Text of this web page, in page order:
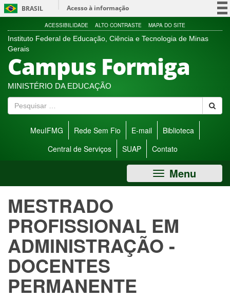
direto
menu
BRASIL
Acesso à informação
Participe
Serviços
ACESSIBILIDADE ALTO CONTRASTE MAPA DO SITE
Instituto Federal de Educação, Ciência e Tecnologia de Minas
Gerais
Campus Formiga
MINISTÉRIO DA EDUCAÇÃO
e
s
r
MeuIFMG Rede Sem Fio E-mail
Biblioteca
Central de Serviços
SUAP Contato
Menu
MESTRADO
PROFISSIONAL EM
ADMINISTRAÇÃO -
DOCENTES
PERMANENTE